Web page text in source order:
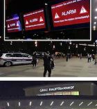
search
Suchbegriff
eingeben